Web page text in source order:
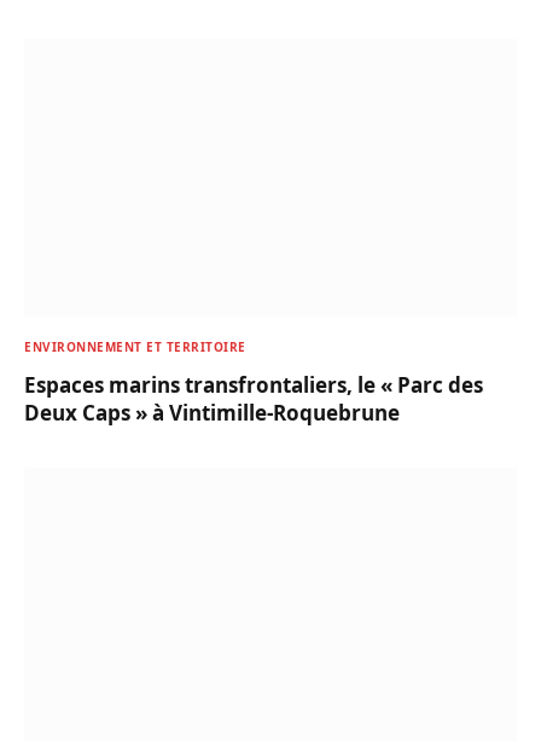
ENVIRONNEMENT ET TERRITOIRE
Espaces marins transfrontaliers, le « Parc des
Deux Caps » à Vintimille-Roquebrune